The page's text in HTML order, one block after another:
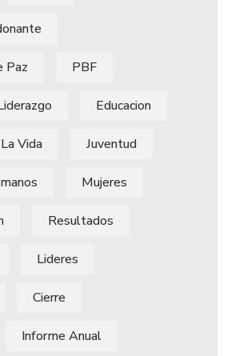
Paz PBF
Educacion
Vida Juventud
Mujeres
Resultados
Lideres
Cierre
Informe Anual